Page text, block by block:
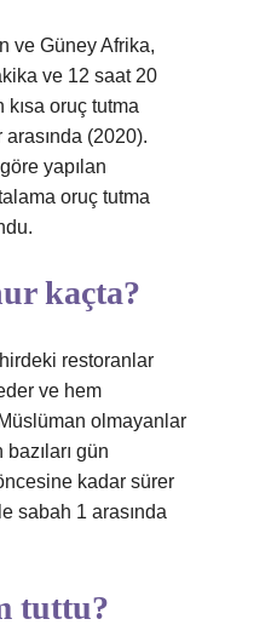
ve Güney Afrika,
ve 12 saat 20
oruç tutma
(2020).
yapılan
oruç tutma
kaçta?
restoranlar
ve hem
olmayanlar
gün
kadar sürer
sabah 1 arasında
tuttu?